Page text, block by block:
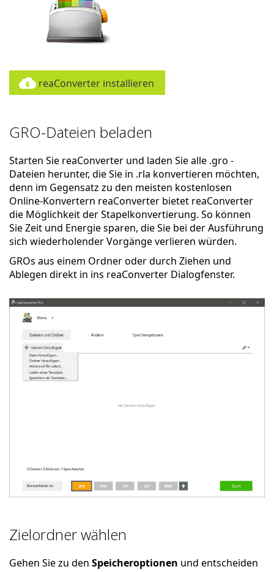
reaConverter installieren
GRO-Dateien beladen
Starten Sie reaConverter und laden Sie alle .gro -
Dateien herunter, die Sie in .rla konvertieren möchten,
denn im Gegensatz zu den meisten kostenlosen
Online-Konvertern reaConverter bietet reaConverter
die Möglichkeit der Stapelkonvertierung. So können
Sie Zeit und Energie sparen, die Sie bei der Ausführung
sich wiederholender Vorgänge verlieren würden.
GROs aus einem Ordner oder durch Ziehen und
Ablegen direkt in ins reaConverter Dialogfenster.
Zielordner wählen
Gehen Sie zu den Speicheroptionen und entscheiden